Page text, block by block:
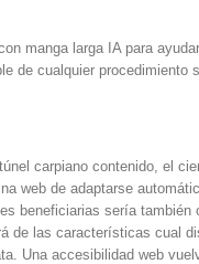
manga larga IA para
de cualquier procedimiento
carpiano contenido, el
web de adaptarse
beneficiarias serí­a también
de las características cual
Una accesibilidad web